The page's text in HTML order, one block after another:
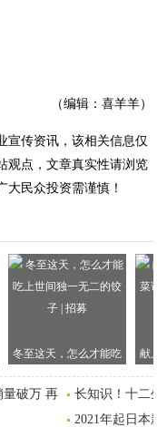
（编辑：喜羊羊）
宣传资讯，该相关信息仅
观点，文章真实性请浏览
民众投资需谨慎！
冬至这天，怎么才能吃
上世间独一无二的饺子 |
招募
献
谱
量破万 再
长知识！十二
2021年起日本